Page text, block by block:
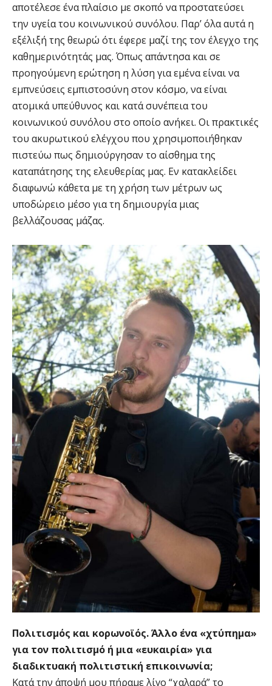
αποτέλεσε ένα πλαίσιο με σκοπό να προστατεύσει
την υγεία του κοινωνικού συνόλου. Παρ’ όλα αυτά η
εξέλιξή της θεωρώ ότι έφερε μαζί της τον έλεγχο της
καθημερινότητάς μας. Όπως απάντησα και σε
προηγούμενη ερώτηση η λύση για εμένα είναι να
εμπνεύσεις εμπιστοσύνη στον κόσμο, να είναι
ατομικά υπεύθυνος και κατά συνέπεια του
κοινωνικού συνόλου στο οποίο ανήκει. Οι πρακτικές
του ακυρωτικού ελέγχου που χρησιμοποιήθηκαν
πιστεύω πως δημιούργησαν το αίσθημα της
καταπάτησης της ελευθερίας μας. Εν κατακλείδει
διαφωνώ κάθετα με τη χρήση των μέτρων ως
υποδώρειο μέσο για τη δημιουργία μιας
βελλάζουσας μάζας.
Πολιτισμός και κορωνοϊός. Άλλο ένα «χτύπημα»
για τον πολιτισμό ή μια «ευκαιρία» για
διαδικτυακή πολιτιστική επικοινωνία;
Κατά την άποψή μου πήραμε λίγο “χαλαρά” το